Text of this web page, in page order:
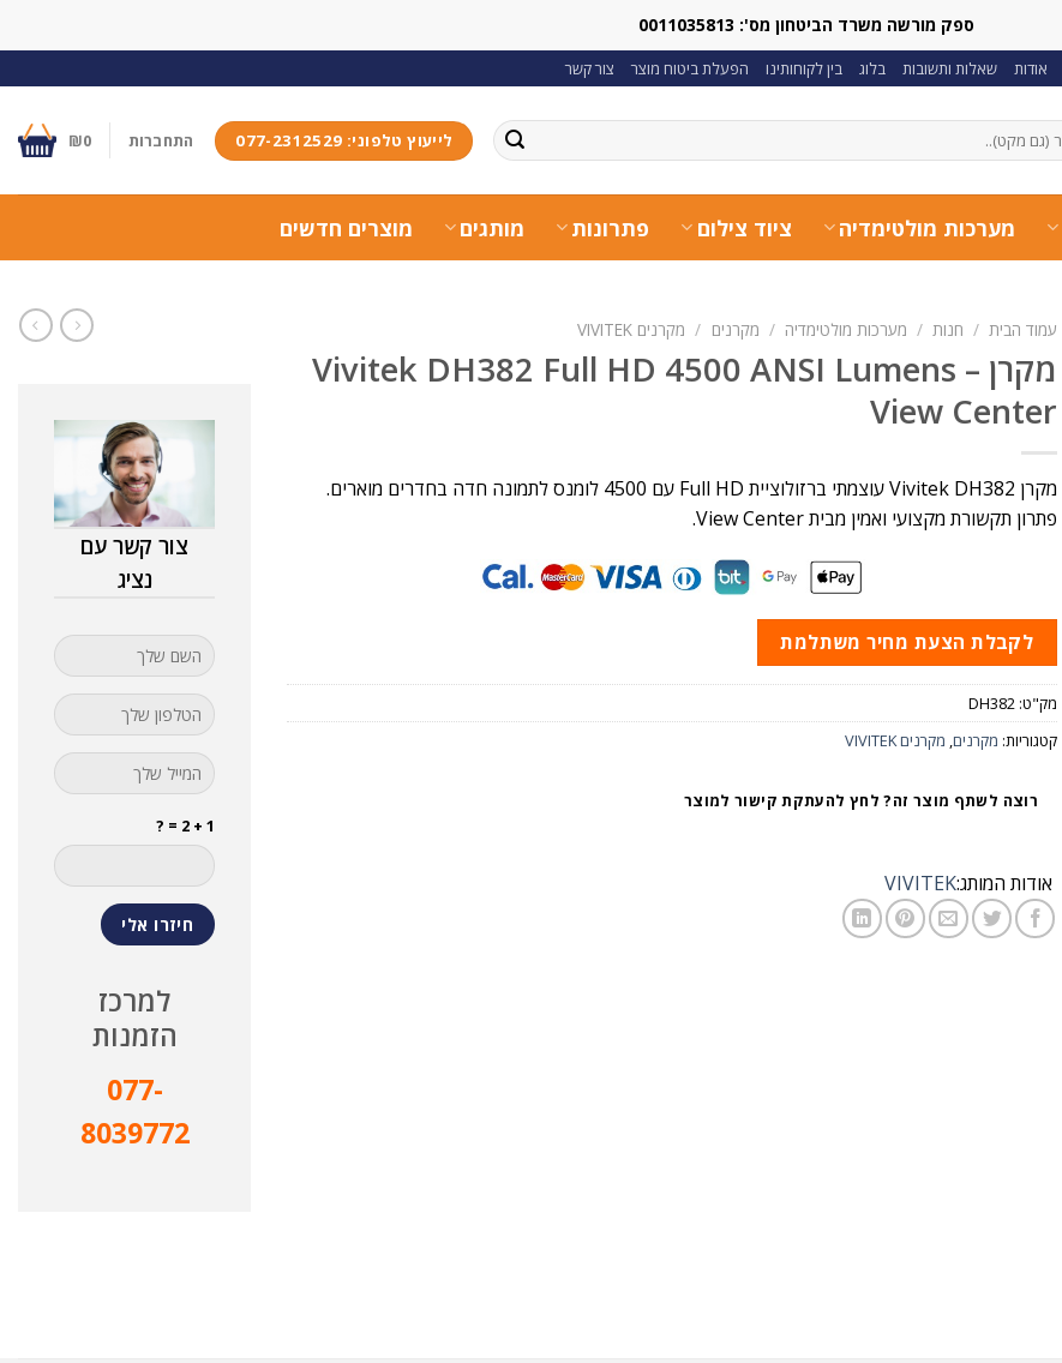
ספק מורשה משרד הביטחון מס': 0011035813
אודות שאלות ותשובות בלוג בין לקוחותינו הפעלת ביטוח מוצר צור קשר
לייעוץ טלפוני: 077-2312529 התחברות ₪0
מערכות מולטימדיה ציוד צילום פתרונות מותגים מוצרים חדשים
עמוד הבית / חנות / מערכות מולטימדיה / מקרנים / מקרנים VIVITEK
מקרן Vivitek DH382 Full HD 4500 ANSI Lumens –
View Center
מקרן Vivitek DH382 עוצמתי ברזולוציית Full HD עם 4500 לומנס לתמונה חדה בחדרים מוארים.
פתרון תקשורת מקצועי ואמין מבית View Center.
לקבלת הצעת מחיר משתלמת
מק"ט: DH382
קטגוריות: מקרנים, מקרנים VIVITEK
רוצה לשתף מוצר זה? לחץ להעתקת קישור למוצר
אודות המותג:VIVITEK
צור קשר עם
נציג
1 + 2 = ?
למרכז
הזמנות
077-
8039772